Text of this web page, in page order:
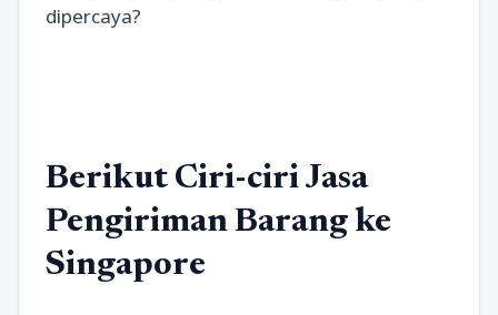
dipercaya?
Berikut Ciri-ciri Jasa
Pengiriman Barang ke
Singapore